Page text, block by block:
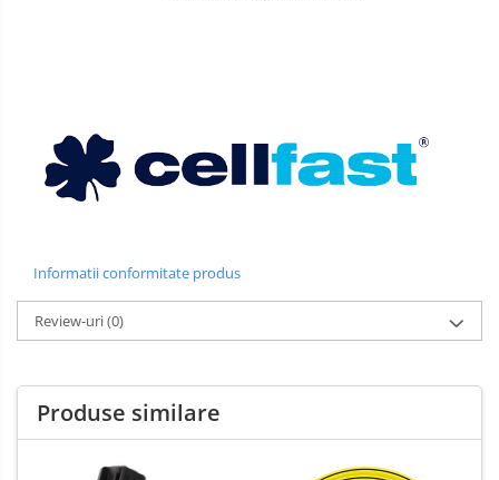
Informatii conformitate produs
Review-uri(0)
Produse similare